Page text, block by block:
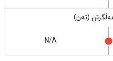
(تەن)
N/A